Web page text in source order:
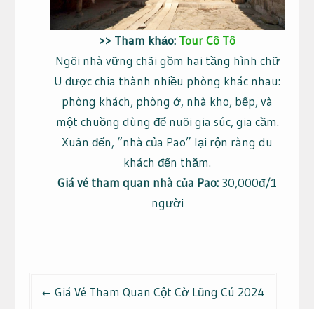
>> Tham khảo: Tour Cô Tô
Ngôi nhà vững chãi gồm hai tầng hình chữ
U được chia thành nhiều phòng khác nhau:
phòng khách, phòng ở, nhà kho, bếp, và
một chuồng dùng để nuôi gia súc, gia cầm.
Xuân đến, “nhà của Pao” lại rộn ràng du
khách đến thăm.
Giá vé tham quan nhà của Pao: 30,000đ/1
người
Giá Vé Tham Quan Cột Cờ Lũng Cú 2024